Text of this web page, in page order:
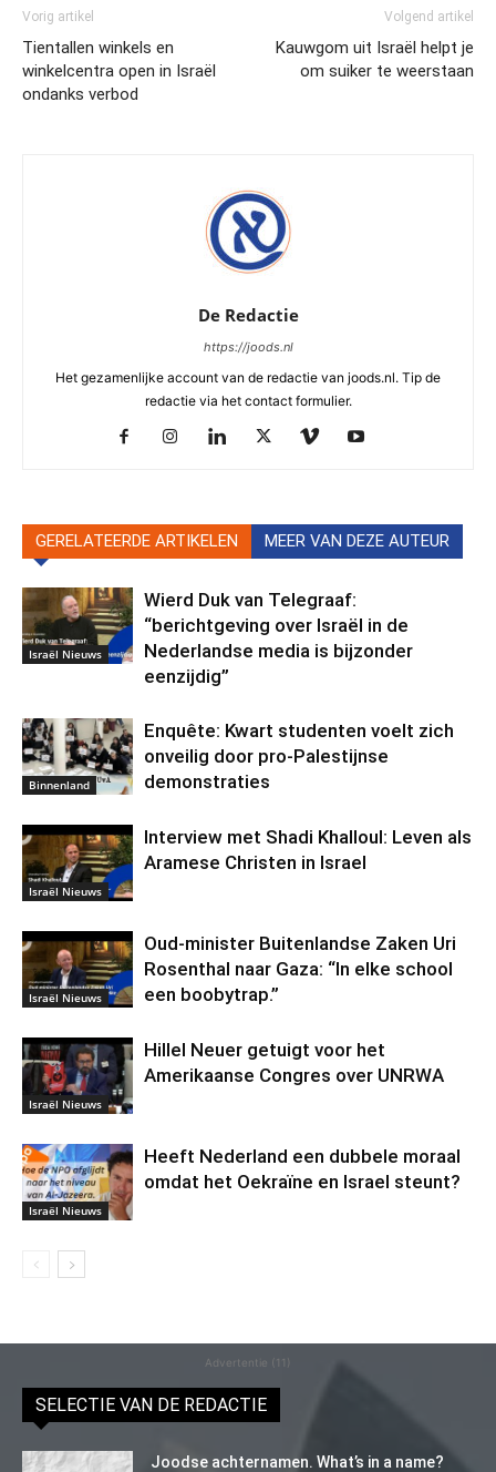
Vorig artikel
Tientallen winkels en
winkelcentra open in Israël
ondanks verbod
Volgend artikel
Kauwgom uit Israël helpt je
om suiker te weerstaan
De Redactie
https://joods.nl
Het gezamenlijke account van de redactie van joods.nl. Tip de
redactie via het contact formulier.
GERELATEERDE ARTIKELEN MEER VAN DEZE AUTEUR
Israël Nieuws
Wierd Duk van Telegraaf:
“berichtgeving over Israël in de
Nederlandse media is bijzonder
eenzijdig”
Binnenland
Enquête: Kwart studenten voelt zich
onveilig door pro-Palestijnse
demonstraties
Israël Nieuws
Interview met Shadi Khalloul: Leven als
Aramese Christen in Israel
Israël Nieuws
Oud-minister Buitenlandse Zaken Uri
Rosenthal naar Gaza: “In elke school
een boobytrap.”
Israël Nieuws
Hillel Neuer getuigt voor het
Amerikaanse Congres over UNRWA
Israël Nieuws
Heeft Nederland een dubbele moraal
omdat het Oekraïne en Israel steunt?
Advertentie (11)
SELECTIE VAN DE REDACTIE
Joodse achternamen. What’s in a name?